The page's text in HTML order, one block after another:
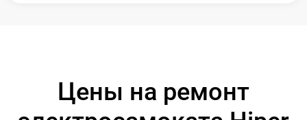
Цены на ремонт